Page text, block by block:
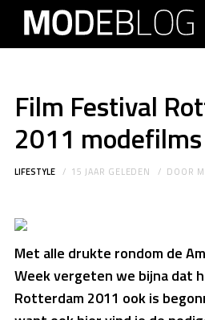
Film Festival
2011 modefilms
LIFESTYLE 15 JAAR GELEDEN DOOR
Met alle drukte rondom de
Week vergeten we bijna dat
Rotterdam 2011 ook is